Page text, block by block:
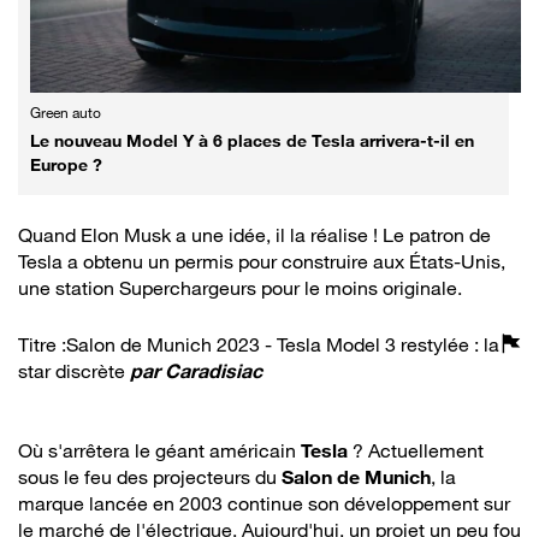
Green auto
Le nouveau Model Y à 6 places de Tesla arrivera-t-il en
Europe ?
Quand Elon Musk a une idée, il la réalise ! Le patron de
Tesla a obtenu un permis pour construire aux États-Unis,
une station Superchargeurs pour le moins originale.
Titre :Salon de Munich 2023 - Tesla Model 3 restylée : la
star discrète parCaradisiac
Où s'arrêtera le géant américain Tesla ? Actuellement
sous le feu des projecteurs du Salon de Munich, la
marque lancée en 2003 continue son développement sur
le marché de l'électrique. Aujourd'hui, un projet un peu fou